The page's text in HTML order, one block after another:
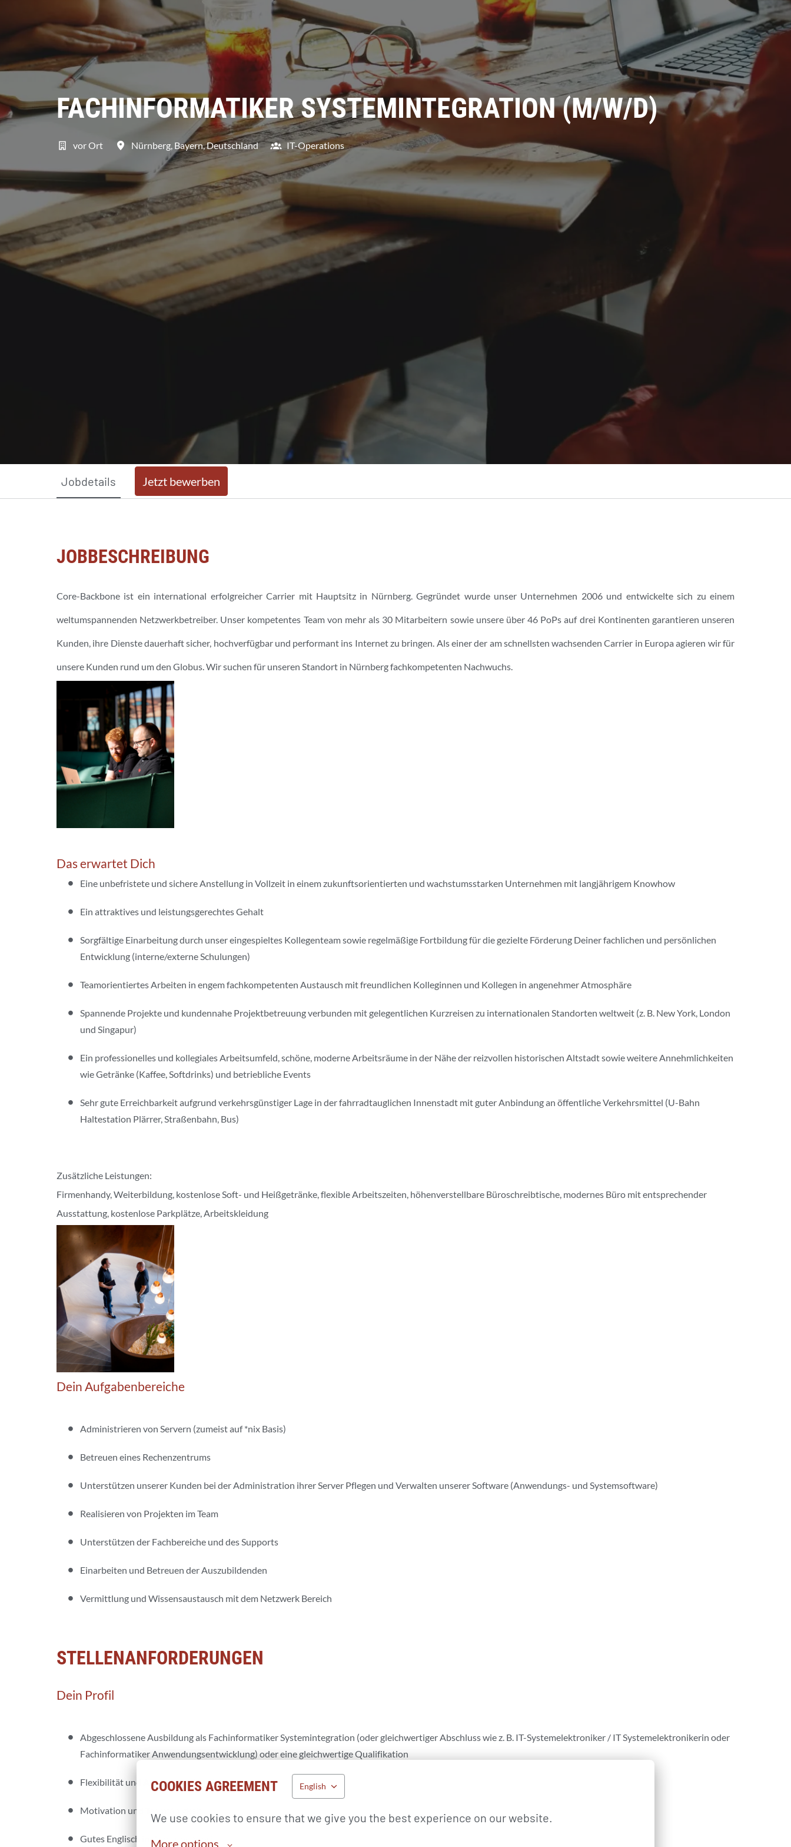
COOKIES AGREEMENT English
We use cookies to ensure that we give you the best experience on our website.
More options
FACHINFORMATIKER SYSTEMINTEGRATION (M/W/D)
vor Ort Nürnberg, Bayern,Deutschland IT-Operations
Jobdetails Jetzt bewerben
JOBBESCHREIBUNG
Core-Backbone ist ein international erfolgreicher Carrier mit Hauptsitz in Nürnberg. Gegründet wurde unser Unternehmen 2006 und entwickelte sich zu einem
weltumspannenden Netzwerkbetreiber. Unser kompetentes Team von mehr als 30 Mitarbeitern sowie unsere über 46 PoPs auf drei Kontinenten garantieren unseren
Kunden, ihre Dienste dauerhaft sicher, hochverfügbar und performant ins Internet zu bringen. Als einer der am schnellsten wachsenden Carrier in Europa agieren wir für
unsere Kunden rund um den Globus. Wir suchen für unseren Standort in Nürnberg fachkompetenten Nachwuchs.
Das erwartet Dich
Eine unbefristete und sichere Anstellung in Vollzeit in einem zukunftsorientierten und wachstumsstarken Unternehmen mit langjährigem Knowhow
Ein attraktives und leistungsgerechtes Gehalt
Sorgfältige Einarbeitung durch unser eingespieltes Kollegenteam sowie regelmäßige Fortbildung für die gezielte Förderung Deiner fachlichen und persönlichen
Entwicklung (interne/externe Schulungen)
Teamorientiertes Arbeiten in engem fachkompetenten Austausch mit freundlichen Kolleginnen und Kollegen in angenehmer Atmosphäre
Spannende Projekte und kundennahe Projektbetreuung verbunden mit gelegentlichen Kurzreisen zu internationalen Standorten weltweit (z. B. New York, London
und Singapur)
Ein professionelles und kollegiales Arbeitsumfeld, schöne, moderne Arbeitsräume in der Nähe der reizvollen historischen Altstadt sowie weitere Annehmlichkeiten
wie Getränke (Kaffee, Softdrinks) und betriebliche Events
Sehr gute Erreichbarkeit aufgrund verkehrsgünstiger Lage in der fahrradtauglichen Innenstadt mit guter Anbindung an öffentliche Verkehrsmittel (U-Bahn
Haltestation Plärrer, Straßenbahn, Bus)
Zusätzliche Leistungen:
Firmenhandy, Weiterbildung, kostenlose Soft- und Heißgetränke, flexible Arbeitszeiten, höhenverstellbare Büroschreibtische, modernes Büro mit entsprechender
Ausstattung, kostenlose Parkplätze, Arbeitskleidung
Dein Aufgabenbereiche
Administrieren von Servern (zumeist auf *nix Basis)
Betreuen eines Rechenzentrums
Unterstützen unserer Kunden bei der Administration ihrer Server Pflegen und Verwalten unserer Software (Anwendungs- und Systemsoftware)
Realisieren von Projekten im Team
Unterstützen der Fachbereiche und des Supports
Einarbeiten und Betreuen der Auszubildenden
Vermittlung und Wissensaustausch mit dem Netzwerk Bereich
STELLENANFORDERUNGEN
Dein Profil
Abgeschlossene Ausbildung als Fachinformatiker Systemintegration (oder gleichwertiger Abschluss wie z. B. IT-Systemelektroniker / IT Systemelektronikerin oder
Fachinformatiker Anwendungsentwicklung) oder eine gleichwertige Qualifikation
Flexibilität und Anpassungsfähigkeit
Motivation und Teamfähigkeit
Gutes Englisch in Wort und Schrift